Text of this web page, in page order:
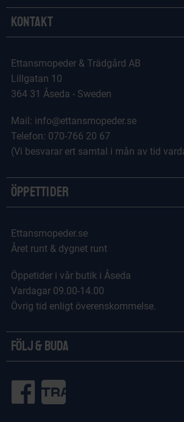
Kontakt
Ettansmopeder & Trädgård AB
Lillgatan 10
364 31 Åseda - Sweden
Mail: info@ettansmopeder.se
Telefon: 070-766 20 67
(Vi besvarar ert samtal i mån av tid
Öppettider
Ettansmopeder.se
Året runt & dygnet runt
Öppetider i vår butik i Åseda
Vardagar 09.00-14.00
Övrig tid enligt överenskommelse.
Följ & Buda